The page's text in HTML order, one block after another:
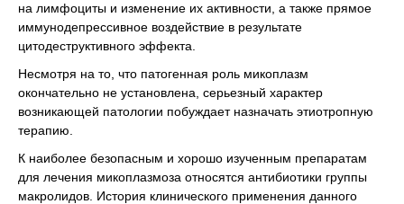
на лимфоциты и изменение их активности, а также прямое
иммунодепрессивное воздействие в результате
цитодеструктивного эффекта.
Несмотря на то, что патогенная роль микоплазм
окончательно не установлена, серьезный характер
возникающей патологии побуждает назначать этиотропную
терапию.
К наиболее безопасным и хорошо изученным препаратам
для лечения микоплазмоза относятся антибиотики группы
макролидов. История клинического применения данного